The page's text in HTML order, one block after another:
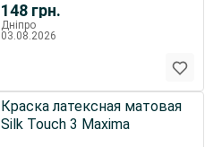
148 грн.
Дніпро
03.08.2026
Краска латексная матовая
Silk Touch 3 Maxima